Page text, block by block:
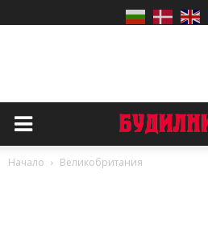
Начало Великобритания